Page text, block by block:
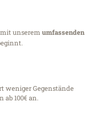
unserem umfassenden
weniger Gegenstände
ab 100€ an.